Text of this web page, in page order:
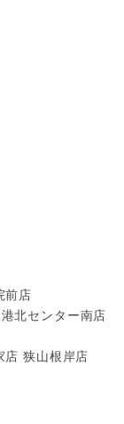
前店
北センター南店
店 狭山根岸店